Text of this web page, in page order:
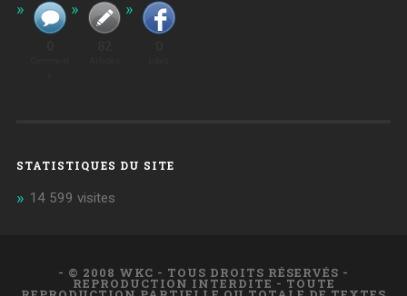
STATISTIQUES DU SITE
14 599 visites
- © 2008 WKC - TOUS DROITS RÉSERVÉS -
REPRODUCTION INTERDITE - TOUTE